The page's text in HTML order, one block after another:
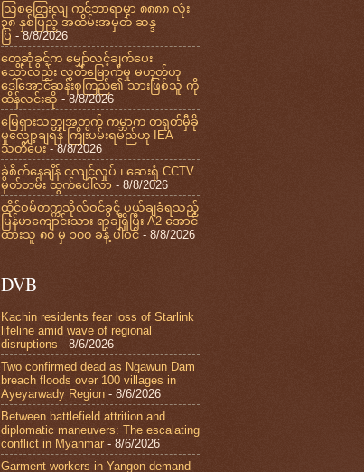
သြစတြေးလျ ကင်ဘာရာမှာ ၈၈၈၈ လုံး
၃၈ နှစ်ပြည့် အထိမ်းအမှတ် ဆန္ဒ
ပြ - 8/8/2026
တွေ့ဆုံခွင့်က မျှော်လင့်ချက်ပေး
သော်လည်း လွတ်မြောက်မှု မဟုတ်ဟု
ဒေါ်အောင်ဆန်းစုကြည်၏ သားဖြစ်သူ ကို
ထိန်လင်းဆို - 8/8/2026
မြေရှားသတ္တုအတွက် ကမ္ဘာက တရုတ်မှီခို
မှုလျှော့ချရန် ကြိုးပမ်းရမည်ဟု IEA
သတိပေး- 8/8/2026
ခွဲစိတ်နေချိန် ငလျင်လှုပ် ၊ ဆေးရုံ CCTV
မှတ်တမ်း ထွက်ပေါ်လာ - 8/8/2026
ထိုင်ဝမ်တက္ကသိုလ်ဝင်ခွင့် ပယ်ချခံရသည့်
မြန်မာကျောင်းသား ရာချီရှိပြီး A2 အောင်
ထားသူ ၈၀ မှ ၁၀၀ ခန့် ပါဝင် - 8/8/2026
DVB
Kachin residents fear loss of Starlink
lifeline amid wave of regional
disruptions - 8/6/2026
Two confirmed dead as Ngawun Dam
breach floods over 100 villages in
Ayeyarwady Region - 8/6/2026
Between battlefield attrition and
diplomatic maneuvers: The escalating
conflict in Myanmar - 8/6/2026
Garment workers in Yangon demand